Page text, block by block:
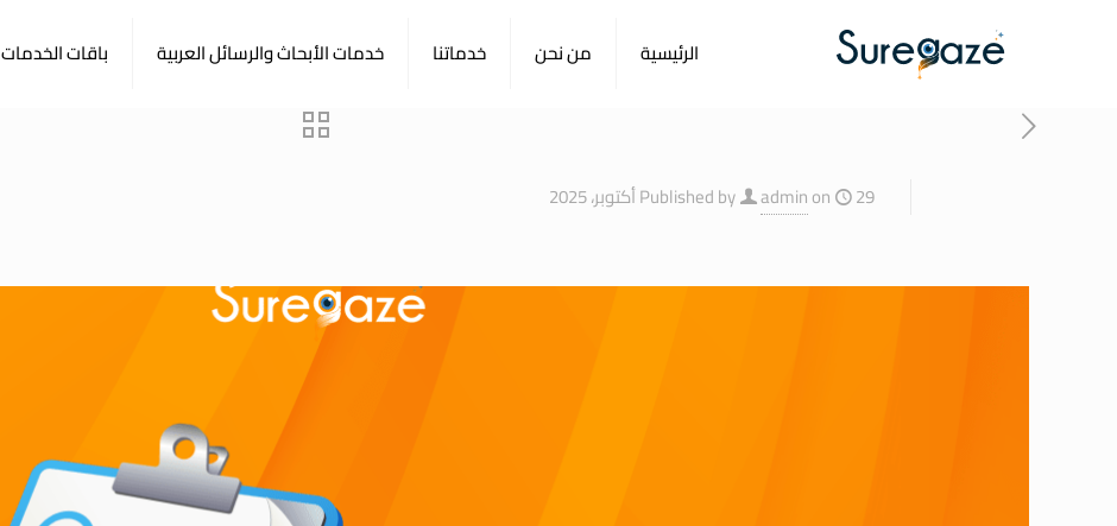
الرئيسية من نحن خدماتنا خدمات الأبحاث والرسائل العربية باقات الخدمات
Published by adminon 29 أكتوبر، 2025